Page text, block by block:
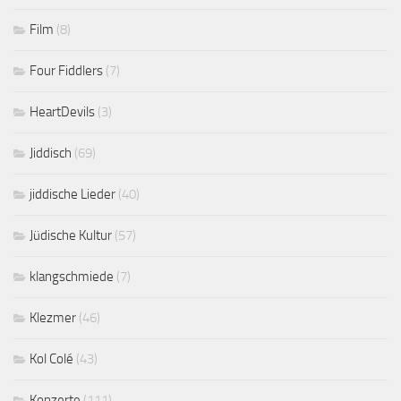
Film (8)
Four Fiddlers (7)
HeartDevils (3)
Jiddisch (69)
jiddische Lieder (40)
Jüdische Kultur (57)
klangschmiede (7)
Klezmer (46)
Kol Colé (43)